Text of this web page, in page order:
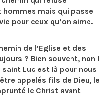
hommes mais qui passe
pour ceux qu’on aime.
de l’Eglise et des
? Bien souvent, non !
Luc est là pour nous
appelés fils de Dieu, le
le Christ avant